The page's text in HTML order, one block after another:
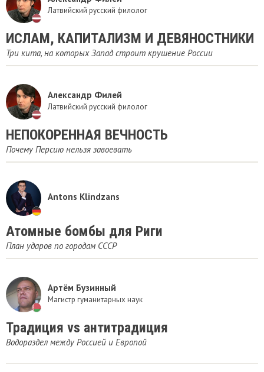
Латвийский русский филолог
ИСЛАМ, КАПИТАЛИЗМ И ДЕВЯНОСТНИКИ
Три кита, на которых Запад строит крушение России
Александр Филей
Латвийский русский филолог
НЕПОКОРЕННАЯ ВЕЧНОСТЬ
Почему Персию нельзя завоевать
Antons Klindzans
Атомные бомбы для Риги
План ударов по городам СССР
Артём Бузинный
Магистр гуманитарных наук
Традиция vs антитрадиция
Водораздел между Россией и Европой